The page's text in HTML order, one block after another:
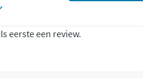
eerste een review.